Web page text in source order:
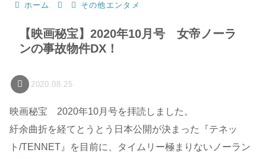
ホーム その他エンタメ
【映画秘宝】2020年10月号 女帝ノーラ
ンの事故物件DX！
2020.08.25
映画秘宝 2020年10月号を拝読しました。
紆余曲折を経てとうとう日本公開が決まった『テネッ
ト/TENNET』を目前に、タイムリー極まりないノーラン